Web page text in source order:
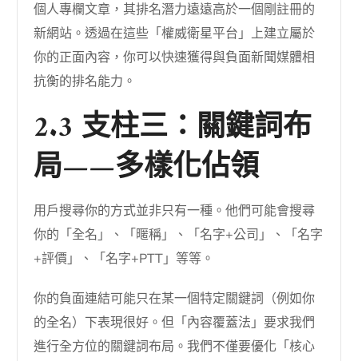
個人專欄文章，其排名潛力遠遠高於一個剛註冊的
新網站。透過在這些「權威衛星平台」上建立屬於
你的正面內容，你可以快速獲得與負面新聞媒體相
抗衡的排名能力。
2.3 支柱三：關鍵詞布
局——多樣化佔領
用戶搜尋你的方式並非只有一種。他們可能會搜尋
你的「全名」、「暱稱」、「名字+公司」、「名字
+評價」、「名字+PTT」等等。
你的負面連結可能只在某一個特定關鍵詞（例如你
的全名）下表現很好。但「內容覆蓋法」要求我們
進行全方位的關鍵詞布局。我們不僅要優化「核心